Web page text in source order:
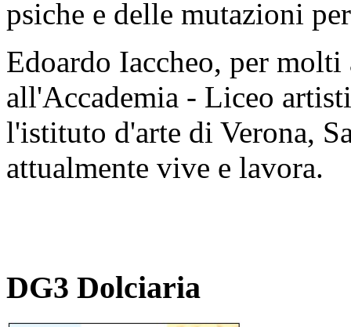
psiche e delle mutazioni
Edoardo Iaccheo, per molti
all'Accademia - Liceo
l'istituto d'arte di Verona,
attualmente vive e lavora.
DG3 Dolciaria